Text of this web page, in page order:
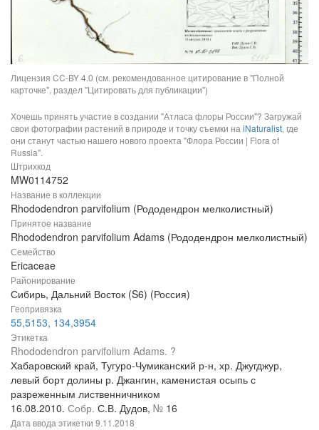
Лицензия CC-BY 4.0 (см. рекомендованное цитирование в "Полной
карточке", раздел "Цитировать для публикации")
Хочешь принять участие в создании "Атласа флоры России"? Загружай
свои фотографии растений в природе и точку съемки на iNaturalist, где
они станут частью нашего нового проекта "Флора России | Flora of
Russia".
Штрихкод
MW0114752
Название в коллекции
Rhododendron parvifolium (Рододендрон мелколистный)
Принятое название
Rhododendron parvifolium Adams (Рододендрон мелколистный)
Семейство
Ericaceae
Районирование
Сибирь, Дальний Восток (S6) (Россия)
Геопривязка
55,5153, 134,3954
Этикетка
Rhododendron parvifolium Adams. ?
Хабаровский край, Тугуро-Чумиканский р-н, хр. Джугджур,
левый борт долины р. Джангин, каменистая осыпь с
разреженным лиственничником
16.08.2010. Собр. С.В. Дудов, № 16
Дата ввода этикетки 9.11.2018